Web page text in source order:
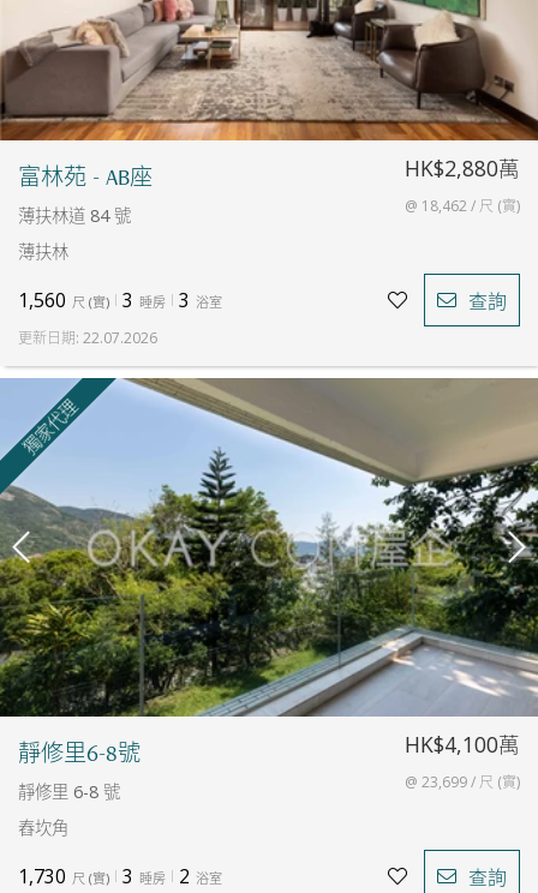
富林苑 - AB座
薄扶林道 84 號
薄扶林
HK$2,880萬
@ 18,462 / 尺 (實)
1,560 尺 (實) 3 睡房 3 浴室 查詢
更新日期: 22.07.2026
靜修里6-8號
靜修里 6-8 號
舂坎角
HK$4,100萬
@ 23,699 / 尺 (實)
1,730 尺 (實) 3 睡房 2 浴室 查詢
獨家代理